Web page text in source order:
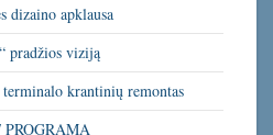
dizaino apklausa
pradžios viziją
krantinių remontas
PROGRAMA